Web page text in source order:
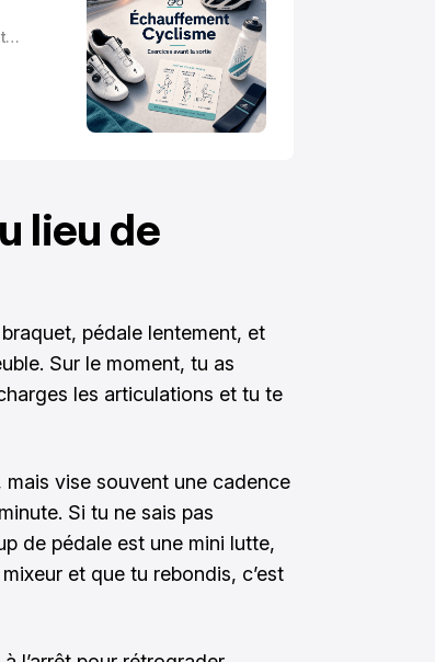
lieu de
pédale lentement, et
Sur le moment, tu as
les articulations et tu te
vise souvent une cadence
Si tu ne sais pas
de pédale est une mini lutte,
et que tu rebondis, c’est